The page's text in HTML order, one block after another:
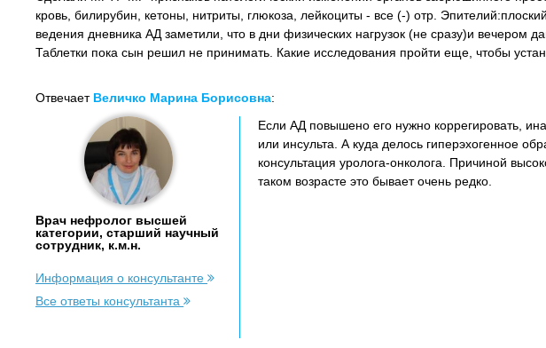
кровь, билирубин, кетоны, нитриты, глюкоза, лейкоциты - все (-) отр.
ведения дневника АД заметили, что в дни физических нагрузок (не сразу)и вечером
Таблетки пока сын решил не принимать. Какие исследования пройти еще, чтобы
Отвечает Величко Марина Борисовна:
Врач нефролог высшей
категории, старший научный
сотрудник, к.м.н.
Информация о консультанте
Все ответы консультанта
Если АД повышено его нужно коррегировать,
или инсульта. А куда делось гиперэхогенное
консультация уролога-онколога. Причиной
таком возрасте это бывает очень редко.